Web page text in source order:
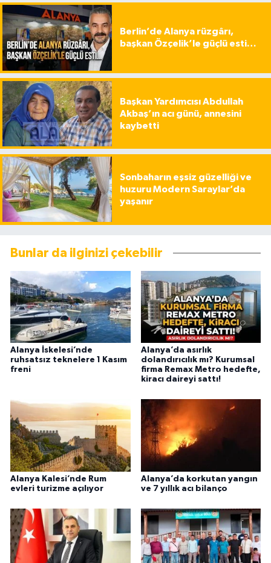
Berlin’de Alanya rüzgârı,
başkan Özçelik’le güçlü esti…
Başkan Yardımcısı Abdullah
Akbaş’ın acı günü, annesini
kaybetti
Sonbaharın eşsiz güzelliği ve
huzuru Modern Saraylar’da
yaşanır
Bunlar da ilginizi çekebilir
Alanya İskelesi’nde
ruhsatsız teknelere 1 Kasım
freni
Alanya’da asırlık
dolandırıcılık mı? Kurumsal
firma Remax Metro hedefte,
kiracı daireyi sattı!
Alanya Kalesi’nde Rum
evleri turizme açılıyor
Alanya’da korkutan yangın
ve 7 yıllık acı bilanço